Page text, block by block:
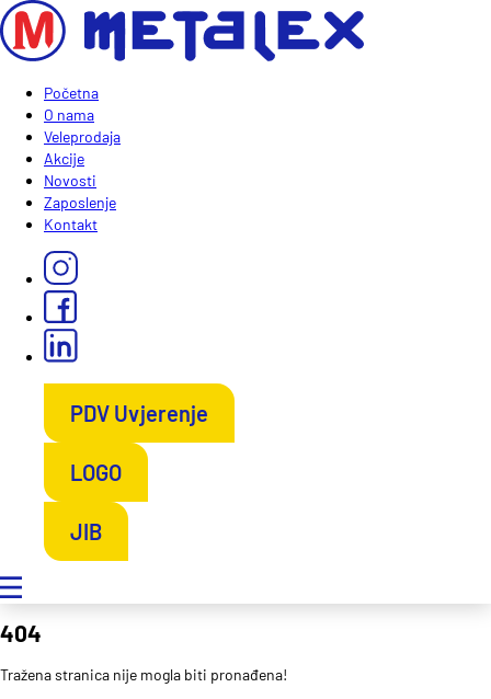
Početna
O nama
Veleprodaja
Akcije
Novosti
Zaposlenje
Kontakt
PDV Uvjerenje
LOGO
JIB
404
Tražena stranica nije mogla biti pronađena!